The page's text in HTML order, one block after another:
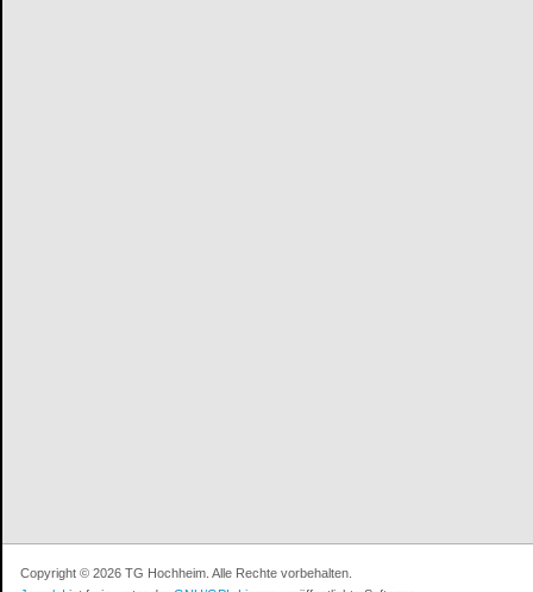
Copyright © 2026 TG Hochheim. Alle Rechte vorbehalten.